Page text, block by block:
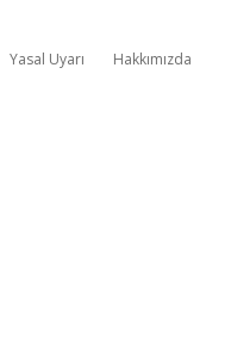
Yasal Uyarı Hakkımızda